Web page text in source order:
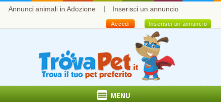
Annunci animali in Adozione Inserisci un annuncio
Inserisci un annuncio
Accedi
MENU